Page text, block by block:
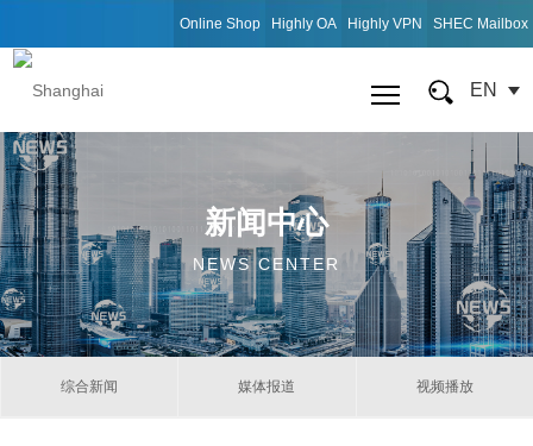
Online Shop Highly OA Highly VPN SHEC Mailbox
EN
新闻中心
NEWS CENTER
综合新闻 媒体报道 视频播放